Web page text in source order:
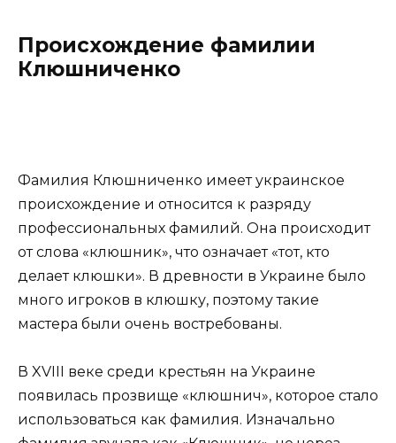
Происхождение фамилии
Клюшниченко
Фамилия Клюшниченко имеет украинское
происхождение и относится к разряду
профессиональных фамилий. Она происходит
от слова «клюшник», что означает «тот, кто
делает клюшки». В древности в Украине было
много игроков в клюшку, поэтому такие
мастера были очень востребованы.
В XVIII веке среди крестьян на Украине
появилась прозвище «клюшнич», которое стало
использоваться как фамилия. Изначально